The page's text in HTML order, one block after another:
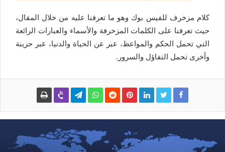
كلام مزخرف للفيس بوك وهو ما تعرفنا عليه من خلال المقال،
حيث تعرفنا على الكلمات المزخرفة والأسماء والعبارات الرائعة
التي تحمل الحكم والمواعظ، عبر عن الحياة والدنيا، عبر حزينة
وأخرى تحمل التفاؤل والسرور.